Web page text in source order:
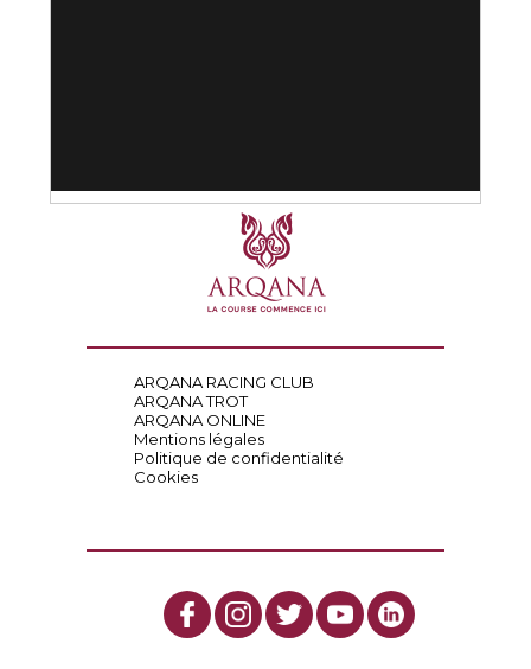
ARQANA RACING CLUB
ARQANA TROT
ARQANA ONLINE
Mentions légales
Politique de confidentialité
Cookies